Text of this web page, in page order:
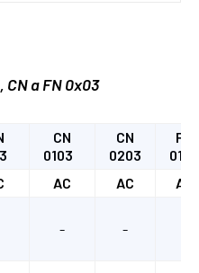
a FN 0x03
CN
0103
CN
0203
FN
0103
AC AC
AC
- -